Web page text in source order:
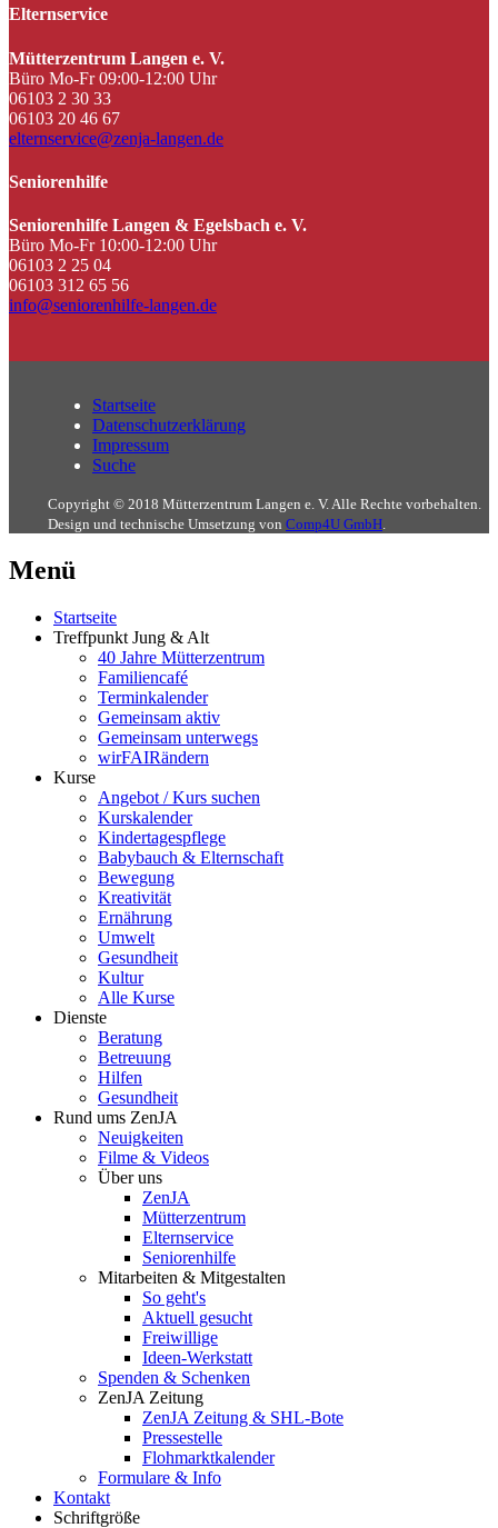
Elternservice
Mütterzentrum Langen e. V.
Büro Mo-Fr 09:00-12:00 Uhr
06103 2 30 33
06103 20 46 67
elternservice@zenja-langen.de
Seniorenhilfe
Seniorenhilfe Langen & Egelsbach e. V.
Büro Mo-Fr 10:00-12:00 Uhr
06103 2 25 04
06103 312 65 56
info@seniorenhilfe-langen.de
Startseite
Datenschutzerklärung
Impressum
Suche
Copyright © 2018 Mütterzentrum Langen e. V. Alle Rechte vorbehalten.
Design und technische Umsetzung von Comp4U GmbH.
Menü
Startseite
Treffpunkt Jung & Alt
40 Jahre Mütterzentrum
Familiencafé
Terminkalender
Gemeinsam aktiv
Gemeinsam unterwegs
wirFAIRändern
Kurse
Angebot / Kurs suchen
Kurskalender
Kindertagespflege
Babybauch & Elternschaft
Bewegung
Kreativität
Ernährung
Umwelt
Gesundheit
Kultur
Alle Kurse
Dienste
Beratung
Betreuung
Hilfen
Gesundheit
Rund ums ZenJA
Neuigkeiten
Filme & Videos
Über uns
ZenJA
Mütterzentrum
Elternservice
Seniorenhilfe
Mitarbeiten & Mitgestalten
So geht's
Aktuell gesucht
Freiwillige
Ideen-Werkstatt
Spenden & Schenken
ZenJA Zeitung
ZenJA Zeitung & SHL-Bote
Pressestelle
Flohmarktkalender
Formulare & Info
Kontakt
Schriftgröße